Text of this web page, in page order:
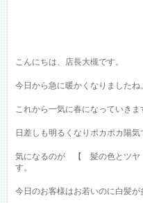
こんにちは、店長大槻です。
今日から急に暖かくなりましたね
これから一気に春になっていきま
日差しも明るくなりポカポカ陽
気になるのが 【 髪の色とツヤ
す。
今日のお客様はお若いのに白髪が